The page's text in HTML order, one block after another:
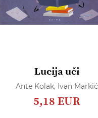
Lucija uči
Ante Kolak, Ivan Markić
5,18 EUR